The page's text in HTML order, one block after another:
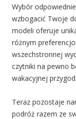
Wybór
wzbogacić Twoje
modeli oferuje
różnym
wszechstronnej
czytniki na pewno
wakacyjnej
Teraz pozostaje
podróż razem ze